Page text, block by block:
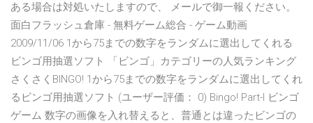
ある場合は対処いたしますので、 メールで御一報ください。
面白フラッシュ倉庫 - 無料ゲーム総合 - ゲーム動画
2009/11/06 1から75までの数字をランダムに選出してくれる
ビンゴ用抽選ソフト 「ビンゴ」カテゴリーの人気ランキング
さくさくBINGO! 1から75までの数字をランダムに選出してくれ
るビンゴ用抽選ソフト (ユーザー評価： 0) Bingo! Part-I ビンゴ
ゲーム 数字の画像を入れ替えると、普通とは違ったビンゴの